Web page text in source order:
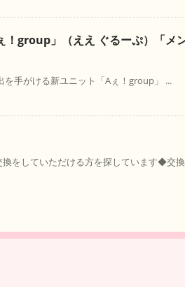
！group」（ええ ぐるーぷ）「メ
手がける新ユニット「Aぇ！group」 ...
をしていただける方を探しています◆交